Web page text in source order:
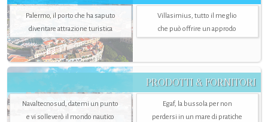
Palermo, il porto che ha saputo
diventare attrazione turistica
Villasimius, tutto il meglio
che può offrire un approdo
PRODOTTI & FORNITORI
Navaltecnosud, datemi un punto
e vi solleverò il mondo nautico
Egaf, la bussola per non
perdersi in un mare di pratiche